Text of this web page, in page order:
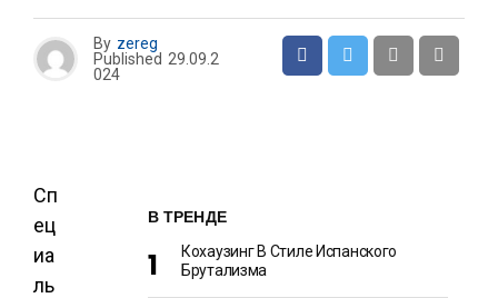
By zereg
Published 29.09.2
024
Сп
ец
иа
ль
В ТРЕНДЕ
Кохаузинг В Стиле Испанского
Брутализма